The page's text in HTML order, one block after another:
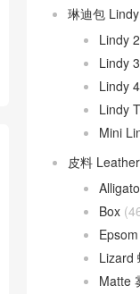
琳迪包 Lindy
Lindy
Lindy
Lindy
Lindy
Mini
皮料 Leather
Box
Epsom
Lizard
Matte